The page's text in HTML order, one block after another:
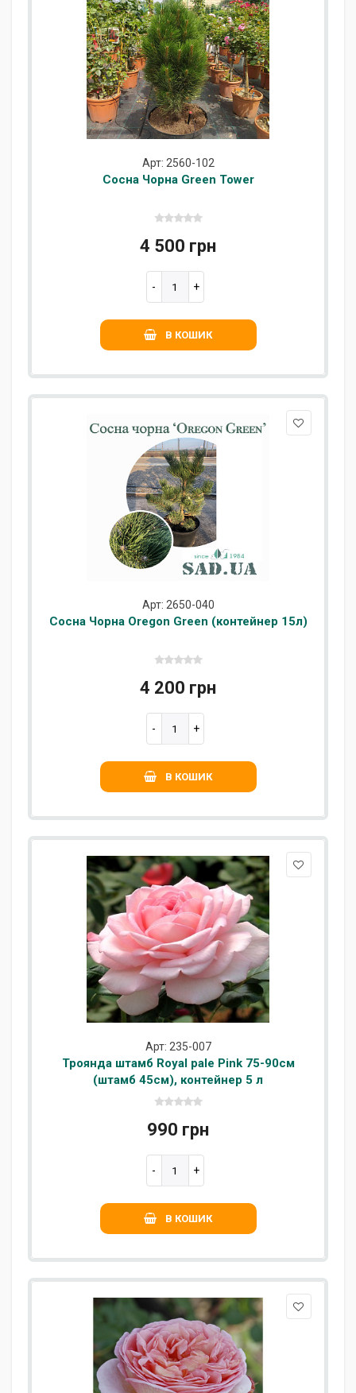
Арт: 2560-102
Сосна Чорна Green Tower
4 500 грн
В КОШИК
Арт: 2650-040
Сосна Чорна Oregon Green (контейнер 15л)
4 200 грн
В КОШИК
Арт: 235-007
Троянда штамб Royal pale Pink 75-90см
(штамб 45см), контейнер 5 л
990 грн
В КОШИК